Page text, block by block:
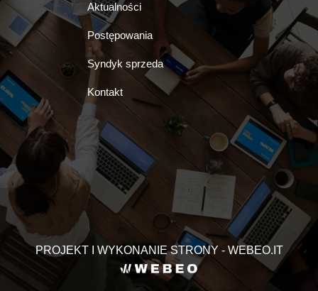
Aktualności
Postępowania
Syndyk sprzeda
Kontakt
PROJEKT I WYKONANIE STRONY - WEBEO.IT